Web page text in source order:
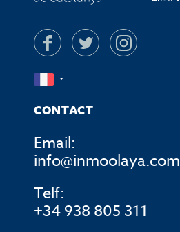
CONTACT
Email:
info@inmoolaya.com
Telf:
+34 938 805 311